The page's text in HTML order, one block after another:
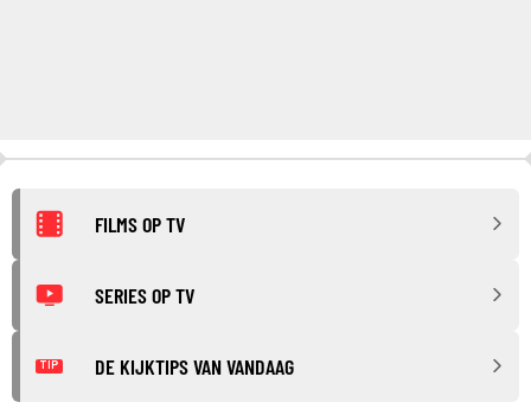
FILMS OP TV
SERIES OP TV
TIP DE KIJKTIPS VAN VANDAAG